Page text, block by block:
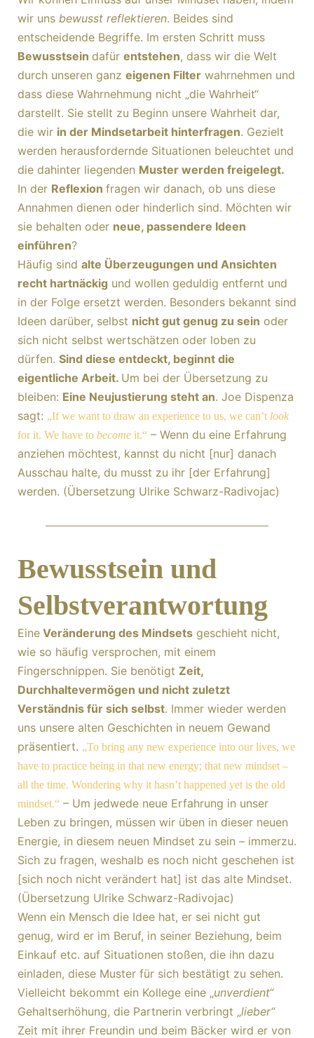
wir uns bewusst reflektieren. Beides sind
entscheidende Begriffe. Im ersten Schritt muss
Bewusstsein dafür entstehen, dass wir die Welt
durch unseren ganz eigenen Filter wahrnehmen und
dass diese Wahrnehmung nicht „die Wahrheit“
darstellt. Sie stellt zu Beginn unsere Wahrheit dar,
die wir in der Mindsetarbeit hinterfragen. Gezielt
werden herausfordernde Situationen beleuchtet und
die dahinter liegenden Muster werden freigelegt.
In der Reflexion fragen wir danach, ob uns diese
Annahmen dienen oder hinderlich sind. Möchten wir
sie behalten oder neue, passendere Ideen
einführen?
Häufig sind alte Überzeugungen und Ansichten
recht hartnäckig und wollen geduldig entfernt und
in der Folge ersetzt werden. Besonders bekannt sind
Ideen darüber, selbst nicht gut genug zu sein oder
sich nicht selbst wertschätzen oder loben zu
dürfen. Sind diese entdeckt, beginnt die
eigentliche Arbeit. Um bei der Übersetzung zu
bleiben: Eine Neujustierung steht an. Joe Dispenza
sagt: „If we want to draw an experience to us, we can’t look
for it. We have to become it.“ – Wenn du eine Erfahrung
anziehen möchtest, kannst du nicht [nur] danach
Ausschau halte, du musst zu ihr [der Erfahrung]
werden. (Übersetzung Ulrike Schwarz-Radivojac)
Bewusstsein und
Selbstverantwortung
Eine Veränderung des Mindsets geschieht nicht,
wie so häufig versprochen, mit einem
Fingerschnippen. Sie benötigt Zeit,
Durchhaltevermögen und nicht zuletzt
Verständnis für sich selbst. Immer wieder werden
uns unsere alten Geschichten in neuem Gewand
präsentiert. „To bring any new experience into our lives, we
have to practice being in that new energy; that new mindset –
all the time. Wondering why it hasn’t happened yet is the old
mindset.“ – Um jedwede neue Erfahrung in unser
Leben zu bringen, müssen wir üben in dieser neuen
Energie, in diesem neuen Mindset zu sein – immerzu.
Sich zu fragen, weshalb es noch nicht geschehen ist
[sich noch nicht verändert hat] ist das alte Mindset.
(Übersetzung Ulrike Schwarz-Radivojac)
Wenn ein Mensch die Idee hat, er sei nicht gut
genug, wird er im Beruf, in seiner Beziehung, beim
Einkauf etc. auf Situationen stoßen, die ihn dazu
einladen, diese Muster für sich bestätigt zu sehen.
Vielleicht bekommt ein Kollege eine „unverdient“
Gehaltserhöhung, die Partnerin verbringt „lieber“
Zeit mit ihrer Freundin und beim Bäcker wird er von